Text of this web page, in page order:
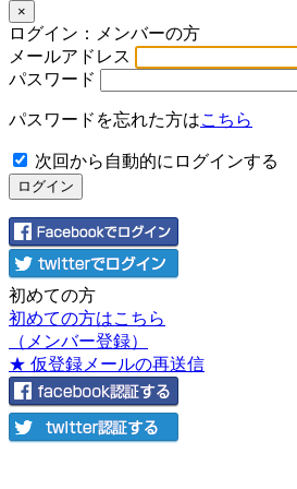
×
ログイン：メンバーの方
メールアドレス
パスワード
パスワードを忘れた方はこちら
次回から自動的にログインする
初めての方
初めての方はこちら
（メンバー登録）
★ 仮登録メールの再送信